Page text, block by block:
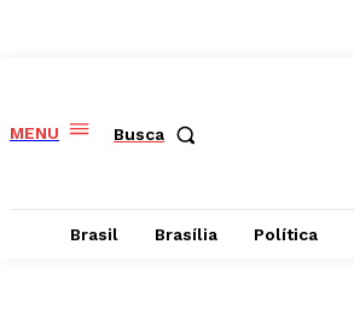
MENU Busca
Brasil Brasília Política